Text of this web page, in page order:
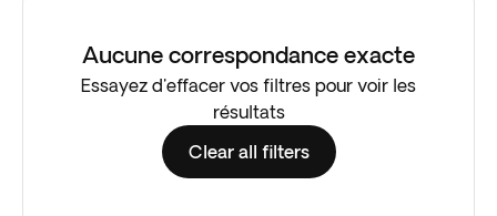
Aucune correspondance exacte
Essayez d'effacer vos filtres pour voir les
résultats
Clear all filters